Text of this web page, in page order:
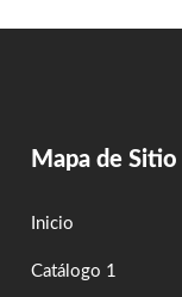
Mapa de Sitio
Inicio
Catálogo 1